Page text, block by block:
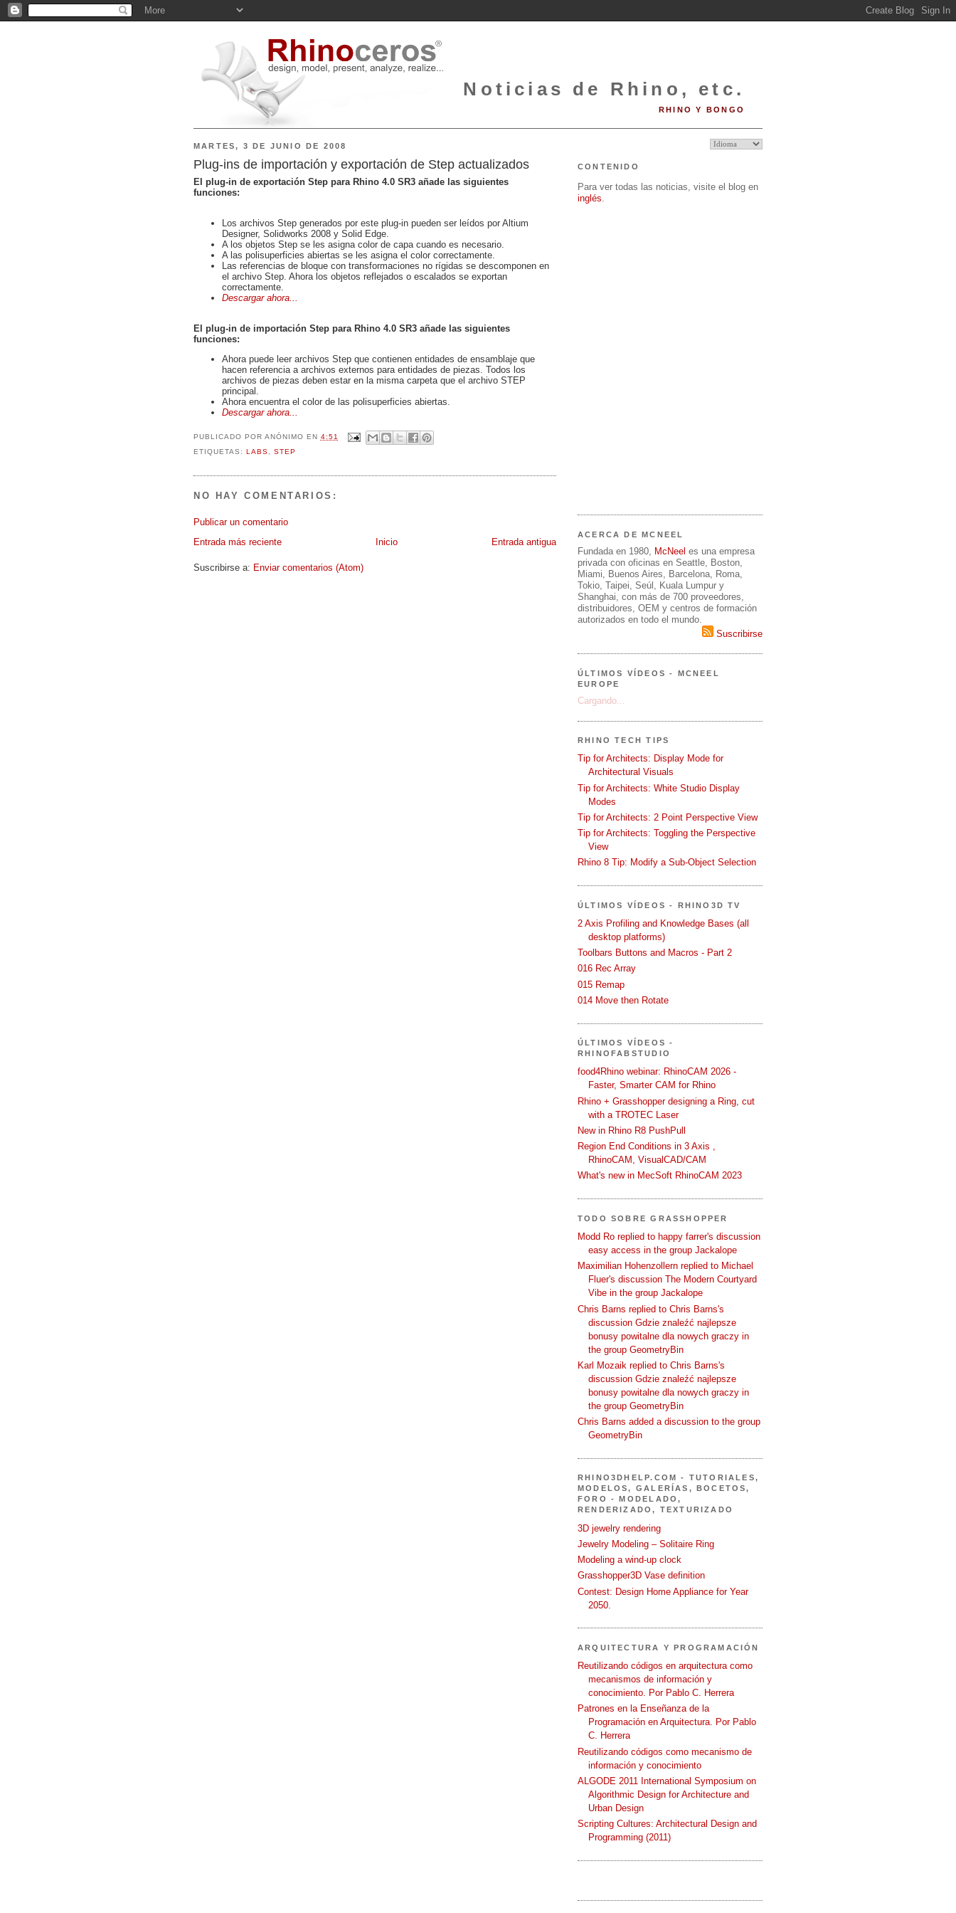
Noticias de Rhino, etc.
RHINO Y BONGO
MARTES, 3 DE JUNIO DE 2008
Plug-ins de importación y exportación de Step actualizados
El plug-in de exportación Step para Rhino 4.0 SR3 añade las siguientes
funciones:
Los archivos Step generados por este plug-in pueden ser leídos por Altium
Designer, Solidworks 2008 y Solid Edge.
A los objetos Step se les asigna color de capa cuando es necesario.
A las polisuperficies abiertas se les asigna el color correctamente.
Las referencias de bloque con transformaciones no rígidas se descomponen en
el archivo Step. Ahora los objetos reflejados o escalados se exportan
correctamente.
Descargar ahora...
El plug-in de importación Step para Rhino 4.0 SR3 añade las siguientes
funciones:
Ahora puede leer archivos Step que contienen entidades de ensamblaje que
hacen referencia a archivos externos para entidades de piezas. Todos los
archivos de piezas deben estar en la misma carpeta que el archivo STEP
principal.
Ahora encuentra el color de las polisuperficies abiertas.
Descargar ahora...
PUBLICADO POR ANÓNIMO EN 4:51
ETIQUETAS: LABS STEP
NO HAY COMENTARIOS:
Publicar un comentario
Entrada más reciente
Entrada antigua
Inicio
Suscribirse a: Enviar comentarios (Atom)
CONTENIDO
Para ver todas las noticias, visite el blog en
inglés
ACERCA DE MCNEEL
Fundada en 1980, McNeel es una empresa
privada con oficinas en Seattle, Boston,
Miami, Buenos Aires, Barcelona, Roma,
Tokio, Taipei, Seúl, Kuala Lumpur y
Shanghai, con más de 700 proveedores,
distribuidores, OEM y centros de formación
autorizados en todo el mundo.
Suscribirse
ÚLTIMOS VÍDEOS - MCNEEL
EUROPE
Cargando...
RHINO TECH TIPS
Tip for Architects: Display Mode for
Architectural Visuals
Tip for Architects: White Studio Display
Modes
Tip for Architects: 2 Point Perspective View
Tip for Architects: Toggling the Perspective
View
Rhino 8 Tip: Modify a Sub-Object Selection
ÚLTIMOS VÍDEOS - RHINO3D TV
2 Axis Profiling and Knowledge Bases (all
desktop platforms)
Toolbars Buttons and Macros - Part 2
016 Rec Array
015 Remap
014 Move then Rotate
ÚLTIMOS VÍDEOS -
RHINOFABSTUDIO
food4Rhino webinar: RhinoCAM 2026 -
Faster, Smarter CAM for Rhino
Rhino + Grasshopper designing a Ring, cut
with a TROTEC Laser
New in Rhino R8 PushPull
Region End Conditions in 3 Axis ,
RhinoCAM, VisualCAD/CAM
What's new in MecSoft RhinoCAM 2023
TODO SOBRE GRASSHOPPER
Modd Ro replied to happy farrer's discussion
easy access in the group Jackalope
Maximilian Hohenzollern replied to Michael
Fluer's discussion The Modern Courtyard
Vibe in the group Jackalope
Chris Barns replied to Chris Barns's
discussion Gdzie znaleźć najlepsze
bonusy powitalne dla nowych graczy in
the group GeometryBin
Karl Mozaik replied to Chris Barns's
discussion Gdzie znaleźć najlepsze
bonusy powitalne dla nowych graczy in
the group GeometryBin
Chris Barns added a discussion to the group
GeometryBin
RHINO3DHELP.COM - TUTORIALES,
MODELOS, GALERÍAS, BOCETOS,
FORO - MODELADO,
RENDERIZADO, TEXTURIZADO
3D jewelry rendering
Jewelry Modeling – Solitaire Ring
Modeling a wind-up clock
Grasshopper3D Vase definition
Contest: Design Home Appliance for Year
2050.
ARQUITECTURA Y PROGRAMACIÓN
Reutilizando códigos en arquitectura como
mecanismos de información y
conocimiento. Por Pablo C. Herrera
Patrones en la Enseñanza de la
Programación en Arquitectura. Por Pablo
C. Herrera
Reutilizando códigos como mecanismo de
información y conocimiento
ALGODE 2011 International Symposium on
Algorithmic Design for Architecture and
Urban Design
Scripting Cultures: Architectural Design and
Programming (2011)